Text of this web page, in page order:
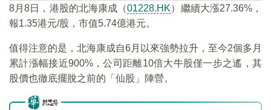
8月8日，港股的北海康成（01228.HK）繼續大漲27.36%，
報1.35港元/股，市值5.74億港元。
值得注意的是，北海康成自6月以來強勢拉升，至今2個多月
累計漲幅接近900%，公司距離10倍大牛股僅一步之遙，其
股價也徹底擺脫之前的「仙股」陣營。